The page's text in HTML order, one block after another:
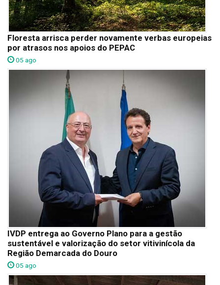
Floresta arrisca perder novamente verbas europeias
por atrasos nos apoios do PEPAC
05 ago
IVDP entrega ao Governo Plano para a gestão
sustentável e valorização do setor vitivinícola da
Região Demarcada do Douro
05 ago